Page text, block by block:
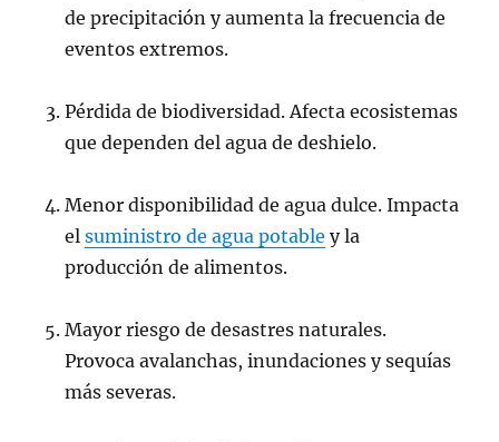
de precipitación y aumenta la frecuencia de
eventos extremos.
Pérdida de biodiversidad. Afecta ecosistemas
que dependen del agua de deshielo.
Menor disponibilidad de agua dulce. Impacta
elsuministro de agua potable y la
producción de alimentos.
Mayor riesgo de desastres naturales.
Provoca avalanchas, inundaciones y sequías
más severas.